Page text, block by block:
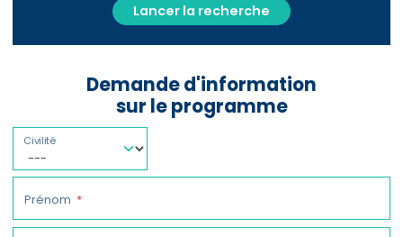
Lancer la recherche
Demande d'information
sur le programme
Civilité
Prénom